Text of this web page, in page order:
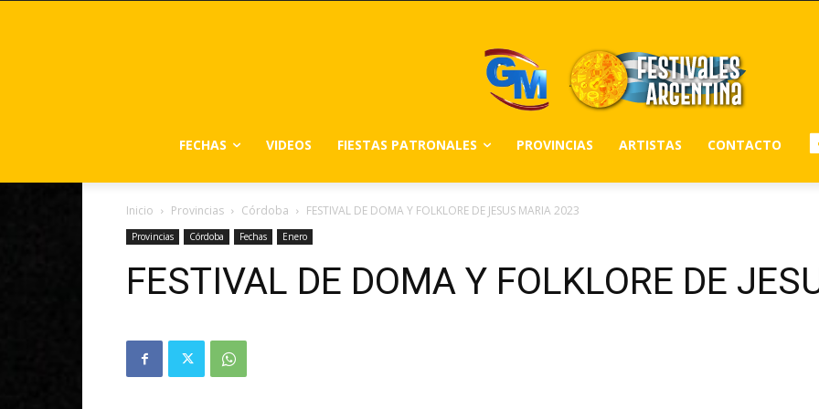
FECHAS VIDEOS FIESTAS PATRONALES PROVINCIAS ARTISTAS CONTACTO
Inicio Provincias Córdoba FESTIVAL DE DOMA Y FOLKLORE DE JESUS MARIA 2023
Provincias Córdoba Fechas Enero
FESTIVAL DE DOMA Y FOLKLORE DE